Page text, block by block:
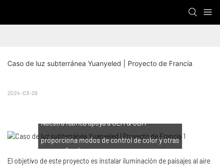
Caso de luz subterránea Yuanyeled | Proyecto de Francia
2024-03-29
Nuestra fábrica apoya a OEM & ODM
proporciona modos de control de color y otras
personalizaciones
El objetivo de este proyecto es instalar iluminación de paisajes al aire